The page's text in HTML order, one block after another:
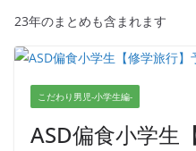
23年のまとめも含まれます
こだわり男児-小学生編-
ASD偏食小学生